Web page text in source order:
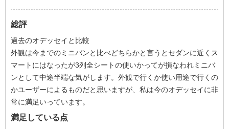
総評
過去のオデッセイと比較
外観は今までのミニバンと比べどちらかと言うとセダンに近くス
マートにはなったが3列全シートの使いかってが損なわれミニバ
ンとして中途半端な気がします。外観で行くか使い用途で行くの
かユーザーによるものだと思いますが、私は今のオデッセイに非
常に満足いっています。
満足している点